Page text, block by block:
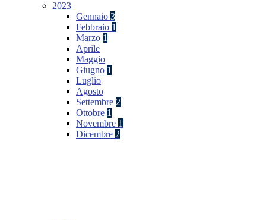
2023
Gennaio 3
Febbraio 1
Marzo 1
Aprile
Maggio
Giugno 1
Luglio
Agosto
Settembre 2
Ottobre 1
Novembre 1
Dicembre 2